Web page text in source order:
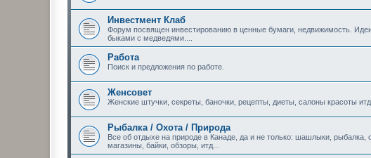
Инвестмент Клаб
Форум посвящен инвестированию в ценные бумаги, недвижимость.
быками с медведями....
Работа
Поиск и предложения по работе.
Женсовет
Женские штучки, секреты, баночки, рецепты, диеты, салоны красоты
Рыбалка / Охота / Природа
Все об отдыхе на природе в Канаде, да и не только: шашлыки, рыбалка,
магазины, байки, обзоры, итд...